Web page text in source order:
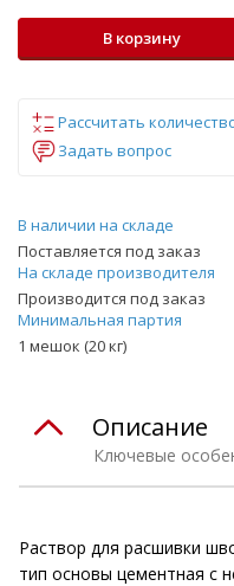
В корзину
Рассчитать
Задать вопрос
В наличии на складе
Поставляется под заказ
На складе производителя
Производится под заказ
Минимальная партия
1 мешок (20 кг)
Ключевые
Описание
Раствор для расшивки
тип основы цементная с